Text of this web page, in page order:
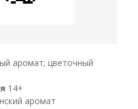
аромат; цветочный
14+
аромат